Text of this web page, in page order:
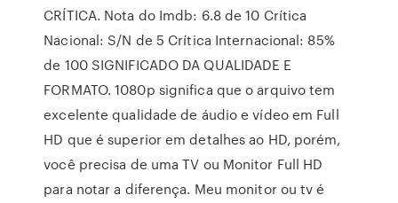
CRÍTICA. Nota do Imdb: 6.8 de 10 Crítica
Nacional: S/N de 5 Crítica Internacional: 85%
de 100 SIGNIFICADO DA QUALIDADE E
FORMATO. 1080p significa que o arquivo tem
excelente qualidade de áudio e vídeo em Full
HD que é superior em detalhes ao HD, porém,
você precisa de uma TV ou Monitor Full HD
para notar a diferença. Meu monitor ou tv é